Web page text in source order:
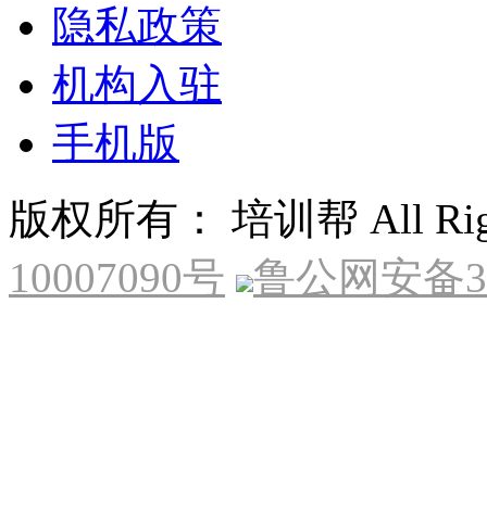
隐私政策
机构入驻
手机版
版权所有： 培训帮 All
10007090号
鲁公网安备